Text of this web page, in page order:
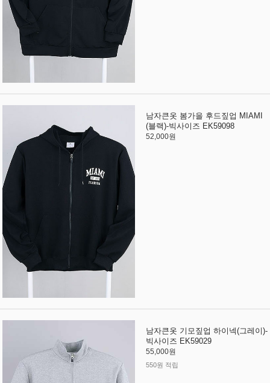
남자큰옷 봄가을 후드짚업 MIAMI
(블랙)-빅사이즈 EK59098
52,000원
남자큰옷 기모짚업 하이넥(그레이)-
빅사이즈 EK59029
55,000원
550원 적립